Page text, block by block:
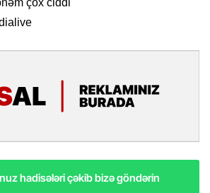
hadisələri çəkib bizə göndərin